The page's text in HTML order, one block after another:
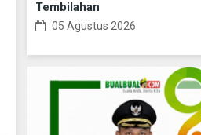
Tembilahan
05 Agustus 2026